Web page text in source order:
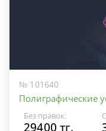
№ 101640
Полиграфические
Без правок:
29400 тг.